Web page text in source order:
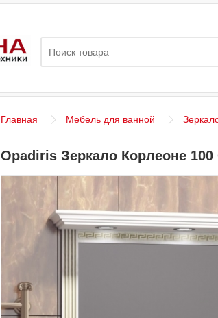
Главная Мебель для ванной
Opadiris Зеркало Корлеоне